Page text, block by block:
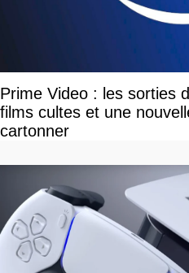
Prime Video : les sorties
films cultes et une
cartonner